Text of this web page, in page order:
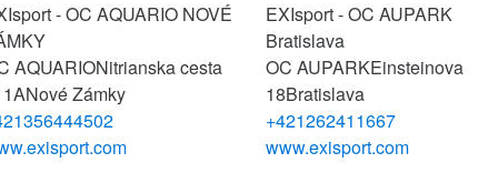
- OC AQUARIO NOVÉ
AQUARIONitrianska cesta
Nové Zámky
EXIsport - OC AUPARK
Bratislava
OC AUPARKEinsteinova
18Bratislava
+421262411667
www.exisport.com